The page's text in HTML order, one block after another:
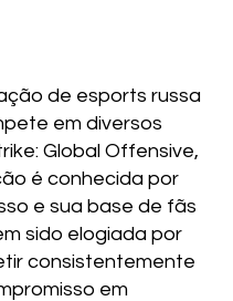
de esports russa
em diversos
Global Offensive,
é conhecida por
e sua base de fãs
sido elogiada por
consistentemente
em